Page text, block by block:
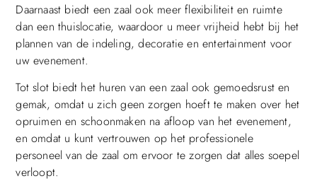
Daarnaast biedt een zaal ook meer flexibiliteit en ruimte
dan een thuislocatie, waardoor u meer vrijheid hebt bij het
plannen van de indeling, decoratie en entertainment voor
uw evenement.
Tot slot biedt het huren van een zaal ook gemoedsrust en
gemak, omdat u zich geen zorgen hoeft te maken over het
opruimen en schoonmaken na afloop van het evenement,
en omdat u kunt vertrouwen op het professionele
personeel van de zaal om ervoor te zorgen dat alles soepel
verloopt.